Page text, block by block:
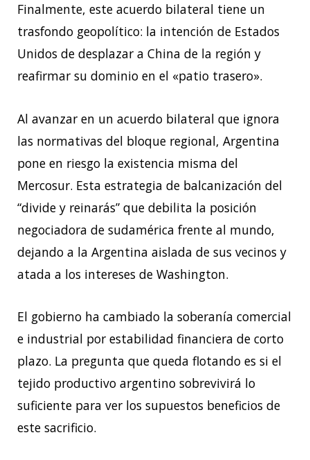
Finalmente, este acuerdo bilateral tiene un
trasfondo geopolítico: la intención de Estados
Unidos de desplazar a China de la región y
reafirmar su dominio en el «patio trasero».
Al avanzar en un acuerdo bilateral que ignora
las normativas del bloque regional, Argentina
pone en riesgo la existencia misma del
Mercosur. Esta estrategia de balcanización del
“divide y reinarás” que debilita la posición
negociadora de sudamérica frente al mundo,
dejando a la Argentina aislada de sus vecinos y
atada a los intereses de Washington.
El gobierno ha cambiado la soberanía comercial
e industrial por estabilidad financiera de corto
plazo. La pregunta que queda flotando es si el
tejido productivo argentino sobrevivirá lo
suficiente para ver los supuestos beneficios de
este sacrificio.